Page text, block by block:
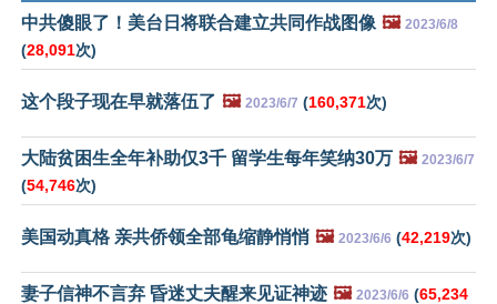
中共傻眼了！美台日将联合建立共同作战图像 🖼️ 2023/6/8
(28,091次)
这个段子现在早就落伍了 🖼️ 2023/6/7 (160,371次)
大陆贫困生全年补助仅3千 留学生每年笑纳30万 🖼️ 2023/6/7
(54,746次)
美国动真格 亲共侨领全部龟缩静悄悄 🖼️ 2023/6/6 (42,219次)
妻子信神不言弃 昏迷丈夫醒来见证神迹 🖼️ 2023/6/6 (65,234